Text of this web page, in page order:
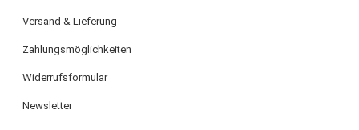
Versand & Lieferung
Zahlungsmöglichkeiten
Widerrufsformular
Newsletter